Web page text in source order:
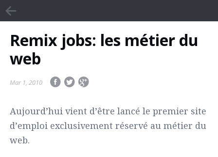
Remix jobs: les métier du
web
Mar 1, 2010
Aujourd’hui vient d’être lancé le premier site
d’emploi exclusivement réservé au métier du
web.